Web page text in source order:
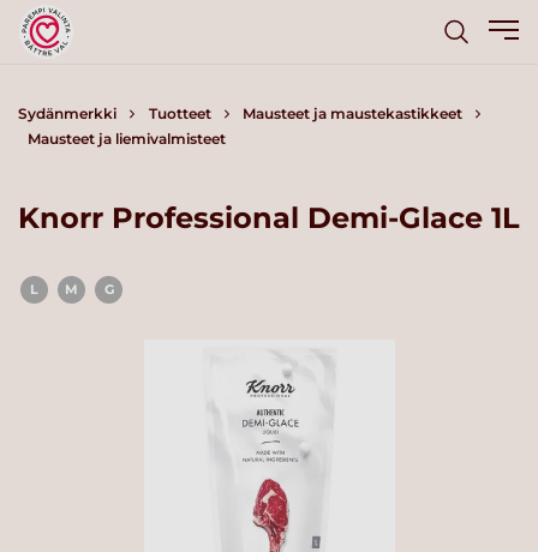
Sydänmerkki Tuotteet
Mausteet ja maustekastikkeet
Mausteet ja liemivalmisteet
Knorr Professional Demi-Glace 1L
L M G